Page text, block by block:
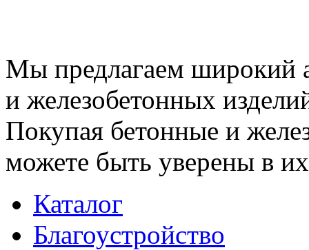
Мы предлагаем широкий
и железобетонных
Покупая бетонные и
можете быть уверены в их
Каталог
Благоустройство